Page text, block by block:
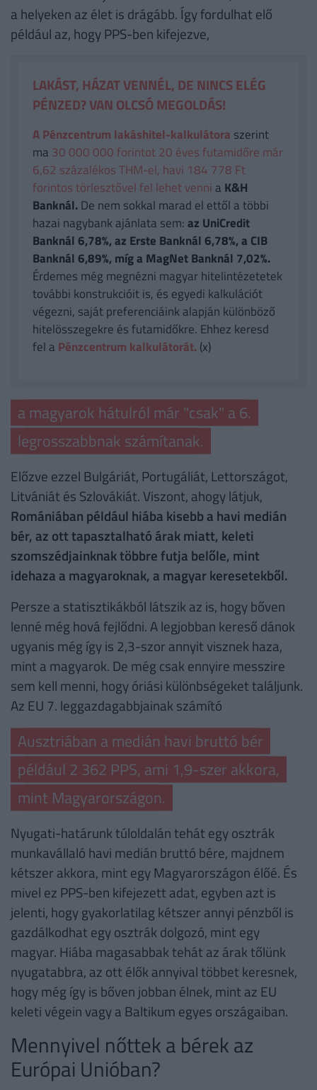
a helyeken az élet is drágább. Így fordulhat elő
például az, hogy PPS-ben kifejezve,
LAKÁST, HÁZAT VENNÉL, DE NINCS ELÉG
PÉNZED? VAN OLCSÓ MEGOLDÁS!
A Pénzcentrum lakáshitel-kalkulátora szerint
ma 30 000 000 forintot 20 éves futamidőre már
6,62 százalékos THM-el, havi 184 778 Ft
forintos törlesztővel fel lehet venni a K&H
Banknál.De nem sokkal marad el ettől a többi
hazai nagybank ajánlata sem:az UniCredit
Banknál 6,78%, az Erste Banknál 6,78%, a CIB
Banknál 6,89%, míg a MagNet Banknál 7,02%.
Érdemes még megnézni magyar hitelintézetetek
további konstrukcióit is, és egyedi kalkulációt
végezni, saját preferenciáink alapján különböző
hitelösszegekre és futamidőkre. Ehhez keresd
fel a Pénzcentrum kalkulátorát. (x)
a magyarok hátulról már "csak" a 6.
legrosszabbnak számítanak.
Előzve ezzel Bulgáriát, Portugáliát, Lettországot,
Litvániát és Szlovákiát. Viszont, ahogy látjuk,
Romániában például hiába kisebb a havi medián
bér, az ott tapasztalható árak miatt, keleti
szomszédjainknak többre futja belőle, mint
idehaza a magyaroknak, a magyar keresetekből.
Persze a statisztikákból látszik az is, hogy bőven
lenné még hová fejlődni. A legjobban kereső dánok
ugyanis még így is 2,3-szor annyit visznek haza,
mint a magyarok. De még csak ennyire messzire
sem kell menni, hogy óriási különbségeket találjunk.
Az EU 7. leggazdagabbjainak számító
Ausztriában a medián havi bruttó bér
például 2 362 PPS, ami 1,9-szer akkora,
mint Magyarországon.
Nyugati-határunk túloldalán tehát egy osztrák
munkavállaló havi medián bruttó bére, majdnem
kétszer akkora, mint egy Magyarországon élőé. És
mivel ez PPS-ben kifejezett adat, egyben azt is
jelenti, hogy gyakorlatilag kétszer annyi pénzből is
gazdálkodhat egy osztrák dolgozó, mint egy
magyar. Hiába magasabbak tehát az árak tőlünk
nyugatabbra, az ott élők annyival többet keresnek,
hogy még így is bőven jobban élnek, mint az EU
keleti végein vagy a Baltikum egyes országaiban.
Mennyivel nőttek a bérek az
Európai Unióban?